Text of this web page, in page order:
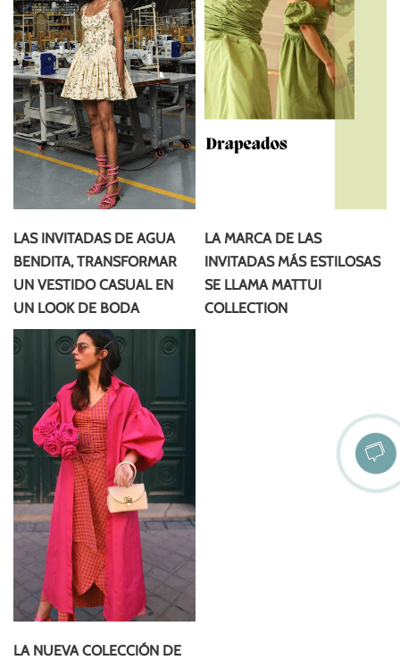
LAS INVITADAS DE AGUA
BENDITA, TRANSFORMAR
UN VESTIDO CASUAL EN
UN LOOK DE BODA
LA MARCA DE LAS
INVITADAS MÁS ESTILOSAS
SE LLAMA MATTUI
COLLECTION
LA NUEVA COLECCIÓN DE